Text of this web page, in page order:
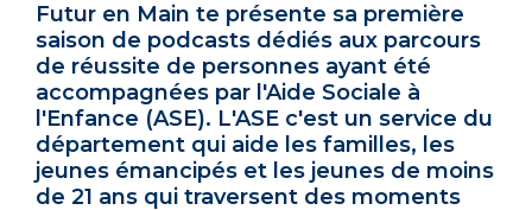
Futur en Main te présente sa première
saison de podcasts dédiés aux parcours
de réussite de personnes ayant été
accompagnées par l'Aide Sociale à
l'Enfance (ASE). L'ASE c'est un service du
département qui aide les familles, les
jeunes émancipés et les jeunes de moins
de 21 ans qui traversent des moments